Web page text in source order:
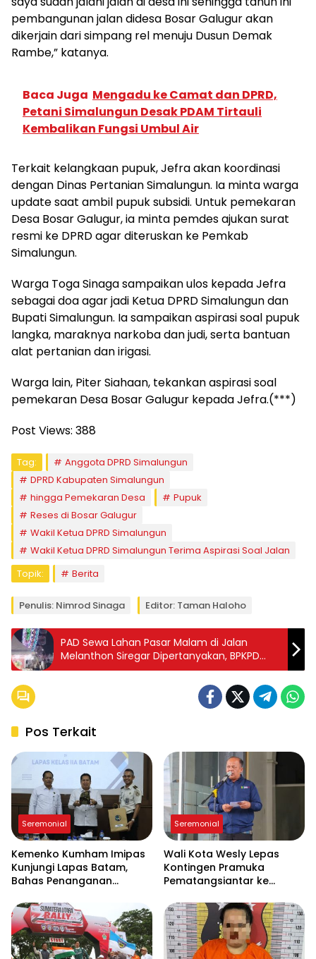
pembangunan jalan didesa Bosar Galugur akan
dikerjain dari simpang rel menuju Dusun Demak
Rambe,” katanya.
Baca Juga Mengadu ke Camat dan DPRD,
Petani Simalungun Desak PDAM Tirtauli
Kembalikan Fungsi Umbul Air
Terkait kelangkaan pupuk, Jefra akan koordinasi
dengan Dinas Pertanian Simalungun. Ia minta warga
update saat ambil pupuk subsidi. Untuk pemekaran
Desa Bosar Galugur, ia minta pemdes ajukan surat
resmi ke DPRD agar diteruskan ke Pemkab
Simalungun.
Warga Toga Sinaga sampaikan ulos kepada Jefra
sebagai doa agar jadi Ketua DPRD Simalungun dan
Bupati Simalungun. Ia sampaikan aspirasi soal pupuk
langka, maraknya narkoba dan judi, serta bantuan
alat pertanian dan irigasi.
Warga lain, Piter Siahaan, tekankan aspirasi soal
pemekaran Desa Bosar Galugur kepada Jefra.(***)
Post Views: 388
Tag:
Anggota DPRD Simalungun
DPRD Kabupaten Simalungun
hingga Pemekaran Desa
Pupuk
Reses di Bosar Galugur
Wakil Ketua DPRD Simalungun
Wakil Ketua DPRD Simalungun Terima Aspirasi Soal Jalan
Topik:
Berita
Penulis: Nimrod Sinaga Editor: Taman Haloho
PAD Sewa Lahan Pasar Malam di Jalan
Melanthon Siregar Dipertanyakan, BPKPD
Pematangsiantar Belum Beri Jawaban
Pos Terkait
Seremonial
Kemenko Kumham Imipas
Kunjungi Lapas Batam,
Bahas Penanganan
Implementasi KUHP Baru
Seremonial
Wali Kota Wesly Lepas
Kontingen Pramuka
Pematangsiantar ke
di Cibubur